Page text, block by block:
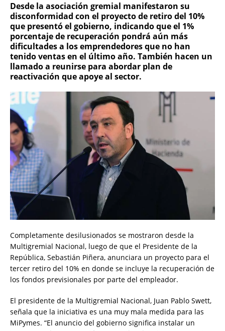
Desde la asociación gremial manifestaron su
disconformidad con el proyecto de retiro del 10%
que presentó el gobierno, indicando que el 1%
porcentaje de recuperación pondrá aún más
dificultades a los emprendedores que no han
tenido ventas en el último año. También hacen un
llamado a reunirse para abordar plan de
reactivación que apoye al sector.
Completamente desilusionados se mostraron desde la
Multigremial Nacional, luego de que el Presidente de la
República, Sebastián Piñera, anunciara un proyecto para el
tercer retiro del 10% en donde se incluye la recuperación de
los fondos previsionales por parte del empleador.
El presidente de la Multigremial Nacional, Juan Pablo Swett,
señala que la iniciativa es una muy mala medida para las
MiPymes. “El anuncio del gobierno significa instalar un